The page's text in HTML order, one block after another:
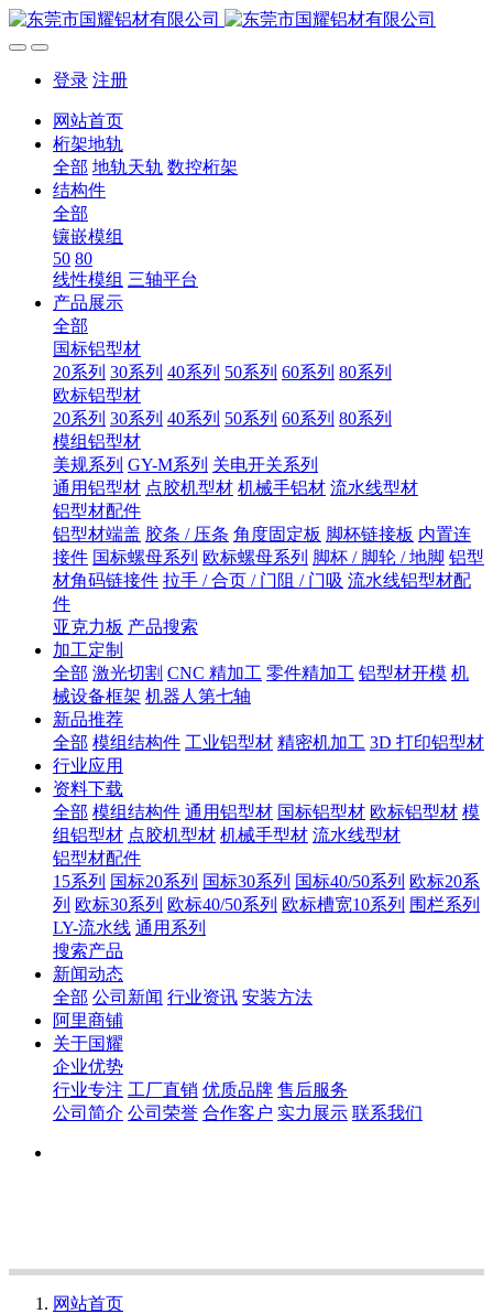
登录 注册
网站首页
桁架地轨
全部 地轨天轨 数控桁架
结构件
全部
镶嵌模组
50 80
线性模组 三轴平台
产品展示
全部
国标铝型材
20系列 30系列 40系列 50系列 60系列 80系列
欧标铝型材
20系列 30系列 40系列 50系列 60系列 80系列
模组铝型材
美规系列 GY-M系列 关电开关系列
通用铝型材 点胶机型材 机械手铝材 流水线型材
铝型材配件
铝型材端盖 胶条 / 压条 角度固定板 脚杯链接板 内置连
接件 国标螺母系列 欧标螺母系列 脚杯 / 脚轮 / 地脚 铝型
材角码链接件 拉手 / 合页 / 门阻 / 门吸 流水线铝型材配
件
亚克力板 产品搜索
加工定制
全部 激光切割 CNC 精加工 零件精加工 铝型材开模 机
械设备框架 机器人第七轴
新品推荐
全部 模组结构件 工业铝型材 精密机加工 3D 打印铝型材
行业应用
资料下载
全部 模组结构件 通用铝型材 国标铝型材 欧标铝型材 模
组铝型材 点胶机型材 机械手型材 流水线型材
铝型材配件
15系列 国标20系列 国标30系列 国标40/50系列 欧标20系
列 欧标30系列 欧标40/50系列 欧标槽宽10系列 围栏系列
LY-流水线 通用系列
搜索产品
新闻动态
全部 公司新闻 行业资讯 安装方法
阿里商铺
关于国耀
企业优势
行业专注 工厂直销 优质品牌 售后服务
公司简介 公司荣誉 合作客户 实力展示 联系我们
网站首页